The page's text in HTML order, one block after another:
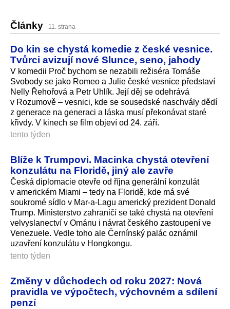
Články 11. strana
Do kin se chystá komedie z české vesnice.
Tvůrci avizují nové Slunce, seno, jahody
V komedii Proč bychom se nezabili režiséra Tomáše
Svobody se jako Romeo a Julie české vesnice představí
Nelly Řehořová a Petr Uhlík. Její děj se odehrává
v Rozumově – vesnici, kde se sousedské naschvály dědí
z generace na generaci a láska musí překonávat staré
křivdy. V kinech se film objeví od 24. září.
tento týden
Blíže k Trumpovi. Macinka chystá otevření
konzulátu na Floridě, jiný ale zavře
Česká diplomacie otevře od října generální konzulát
v americkém Miami – tedy na Floridě, kde má své
soukromé sídlo v Mar-a-Lagu americký prezident Donald
Trump. Ministerstvo zahraničí se také chystá na otevření
velvyslanectví v Ománu i návrat českého zastoupení ve
Venezuele. Vedle toho ale Černínský palác oznámil
uzavření konzulátu v Hongkongu.
tento týden
Změny v důchodech od roku 2027: Nová
pravidla ve výpočtech, výchovném a sdílení
penzí